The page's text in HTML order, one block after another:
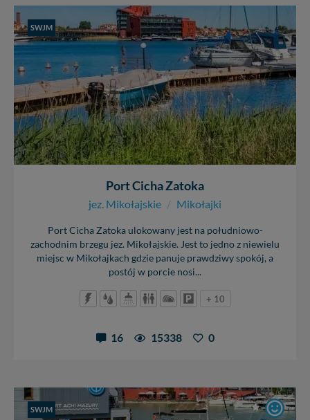
SWJM
Port Cicha Zatoka
jez. Mikołajskie / Mikołajki
Port Cicha Zatoka ulokowany jest na południowo-
zachodnim brzegu jez. Mikołajskie. Jest to jedno z niewielu
miejsc w Mikołajkach gdzie panuje prawdziwy spokój, a
postój w porcie nosi...
+ 10
16 15338 0
SWJM